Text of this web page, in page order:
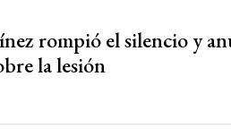
rompió el silencio y
la lesión